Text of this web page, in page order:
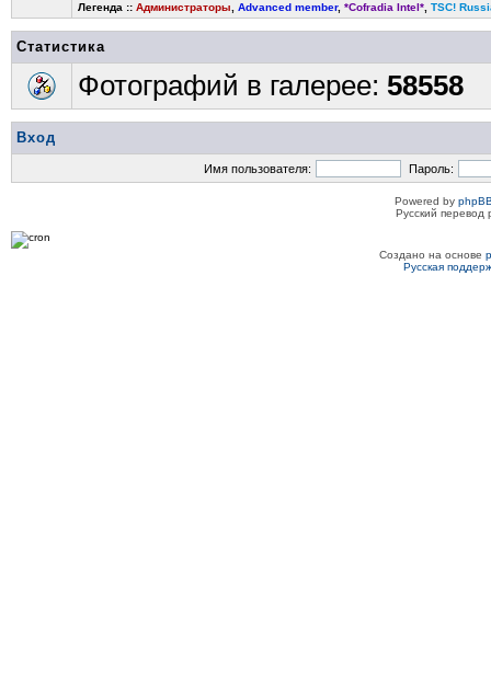
Легенда :: Администраторы Advanced member, *Cofradia Intel* TSC!
Статистика
Фотографий в галерее: 58558
Вход
Имя пользователя: Пароль:
Powered by
Русский
Создано на основе
Русская